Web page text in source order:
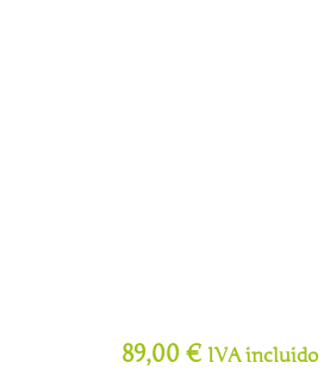
89,00 € IVA incluido